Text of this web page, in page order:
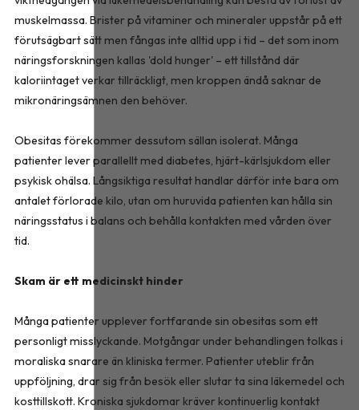
muskelmassa. Brister på vitaminer och mineraler uppstår på ett
förutsägbart sätt men fångas inte alltid upp i tid – det som inom
näringsforskningen kallas 'dold hunger' – ett tillstånd där
kaloriintaget verkar tillräckligt, men kroppen ändå saknar de
mikronäringsämnen den behöver.
Obesitas förekommer dessutom sällan isolerat. Många
patienter lever parallellt med diabetes, hjärt-kärlsjukdom eller
psykisk ohälsa. Långsiktiga resultat handlar därför inte bara om
antalet förlorade kilo, utan om huruvida patienten kan hålla sin
näringsstatus i balans och behålla kontakten med vården över
tid.
Skam är ett medicinskt hinder
Många patienter upplever fortfarande sin obesitas som ett
personligt misslyckande. Motgångar under behandlingen tolkas i
moraliska snarare än kliniska termer. Patienter uteblir från
uppföljning, drar sig från besök eller slutar ta sina läkemedel och
kosttillskott. Kroniska sjukdomar kräver kontinuerlig kontakt